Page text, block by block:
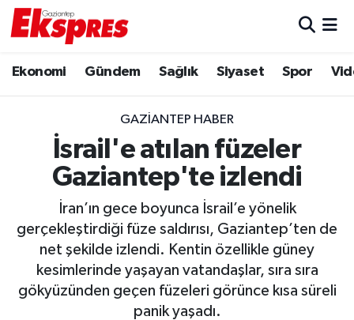
Ekonomi Gündem Sağlık Siyaset Spor
GAZIANTEP HABER
İsrail'e atılan füzeler
Gaziantep'te izlendi
İran’ın gece boyunca İsrail’e yönelik
gerçekleştirdiği füze saldırısı, Gaziantep’ten de
net şekilde izlendi. Kentin özellikle güney
kesimlerinde yaşayan vatandaşlar, sıra sıra
gökyüzünden geçen füzeleri görünce kısa süreli
panik yaşadı.
Ekonomi
Gaziantep son dakika
Genel
Gündem
Haberler
Kültür Sanat
Trafik Durumu
Puan Durumu ve Fikstür
Tüm Manşetler
Son Dakika Haberleri
Haber Arşivi